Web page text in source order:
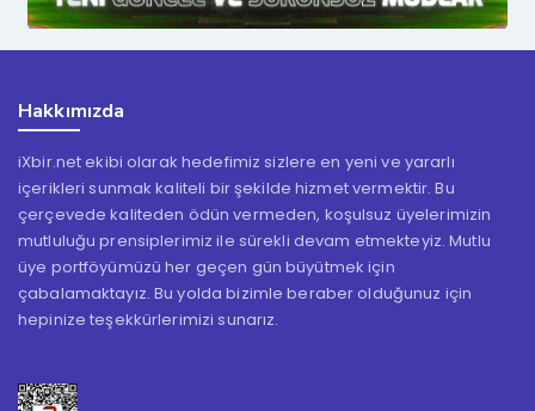
Hakkımızda
iXbir.net ekibi olarak hedefimiz sizlere en yeni ve yararlı
içerikleri sunmak kaliteli bir şekilde hizmet vermektir. Bu
çerçevede kaliteden ödün vermeden, koşulsuz üyelerimizin
mutluluğu prensiplerimiz ile sürekli devam etmekteyiz. Mutlu
üye portföyümüzü her geçen gün büyütmek için
çabalamaktayız. Bu yolda bizimle beraber olduğunuz için
hepinize teşekkürlerimizi sunarız.